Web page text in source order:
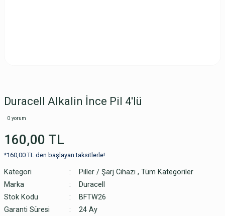
Duracell Alkalin İnce Pil 4'lü
0 yorum
160,00 TL
*160,00 TL den başlayan taksitlerle!
Kategori Piller / Şarj Cihazı , Tüm Kategoriler
Marka
Duracell
Stok Kodu
BFTW26
Garanti Süresi
24 Ay